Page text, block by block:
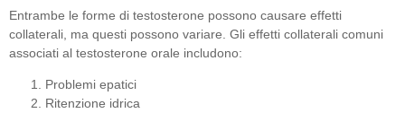
Entrambe le forme di testosterone possono causare effetti
collaterali, ma questi possono variare. Gli effetti collaterali comuni
associati al testosterone orale includono:
Problemi epatici
Ritenzione idrica